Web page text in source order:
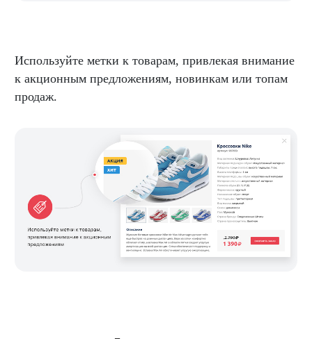
Используйте метки к товарам, привлекая внимание
к акционным предложениям, новинкам или топам
продаж.